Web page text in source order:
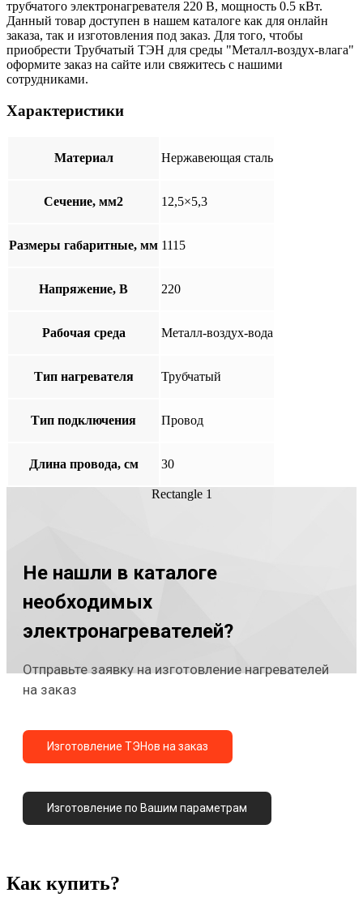
трубчатого электронагревателя 220 В, мощность 0.5 кВт.
Данный товар доступен в нашем каталоге как для онлайн
заказа, так и изготовления под заказ. Для того, чтобы
приобрести Трубчатый ТЭН для среды "Металл-воздух-влага"
оформите заказ на сайте или свяжитесь с нашими
сотрудниками.
Характеристики
Материал Нержавеющая сталь
Сечение, мм2 12,5×5,3
Размеры габаритные, мм 1115
Напряжение, В 220
Рабочая среда Металл-воздух-вода
Тип нагревателя Трубчатый
Тип подключения Провод
Длина провода, см 30
Rectangle 1
Не нашли в каталоге
необходимых
электронагревателей?
Отправьте заявку на изготовление нагревателей
на заказ
Изготовление ТЭНов на заказ
Изготовление по Вашим параметрам
Как купить?